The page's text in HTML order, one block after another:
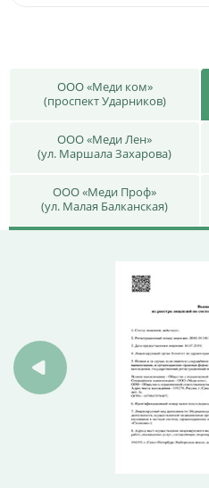
ООО «Меди ком»
(проспект Ударников)
ООО «Меди Лен»
(ул. Маршала Захарова)
ООО «Меди Проф»
(ул. Малая Балканская)